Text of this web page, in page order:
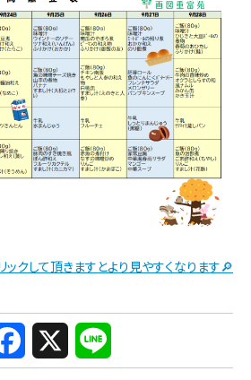
ックして頂きますとより見やすくなります🔎
L